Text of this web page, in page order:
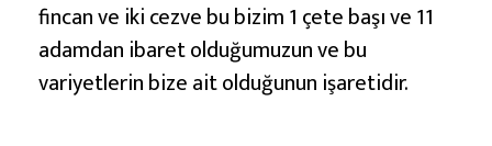
fincan ve iki cezve bu bizim 1 çete başı ve 11
adamdan ibaret olduğumuzun ve bu
variyetlerin bize ait olduğunun işaretidir.